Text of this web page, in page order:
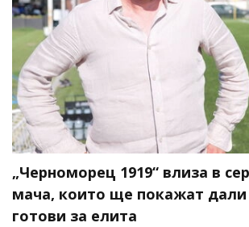
„Черноморец 1919“ влиза в
мача, които ще покажат дали
готови за елита